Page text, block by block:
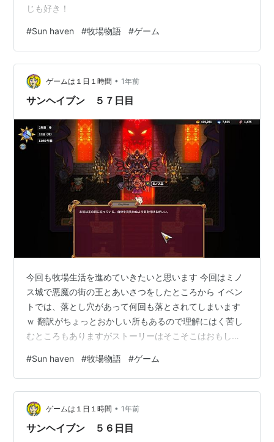
じも好き！
#Sun haven #牧場物語 #ゲーム
ゲームは１日１時間 • 1年前
サンヘイブン ５７日目
今回も牧場生活を進めていきたいと思います 今回はミノ
ス城で悪魔の街の王とあいさつをしたところから イベン
トでは、落とし穴があって何回も落とされてしまいます
ｗ 翻訳がちょっとおかしい所もあるので理解にはく苦し
むところもありますがストーリーはそこそこはおもしろ
#Sun haven #牧場物語 #ゲーム
ゲームは１日１時間 • 1年前
サンヘイブン ５６日目